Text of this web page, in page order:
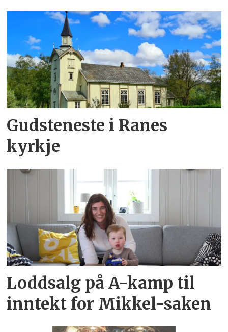
Gudsteneste i Ranes
kyrkje
Loddsalg på A-kamp til
inntekt for Mikkel-saken